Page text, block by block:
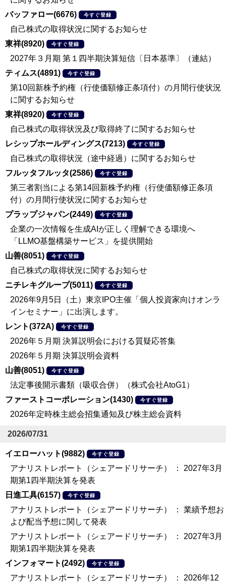
バッファロー(6676)
今すぐ登録
自己株式の取得状況に関するお知らせ
東祥(8920)
今すぐ登録
2027年３月期 第１四半期決算短信〔日本基準〕（連結）
ティムス(4891)
今すぐ登録
第10回新株予約権（行使価額修正条項付）の月間行使状況
に関するお知らせ
東祥(8920)
今すぐ登録
自己株式の取得状況及び取得終了に関するお知らせ
レシップホールディングス(7213)
今すぐ登録
自己株式の取得状況（途中経過）に関するお知らせ
フルッタフルッタ(2586)
今すぐ登録
第三者割当による第14回新株予約権（行使価額修正条項
付）の月間行使状況に関するお知らせ
プラップジャパン(2449)
今すぐ登録
企業の一次情報を生成AIが正しく理解できる環境へ
「LLMO基盤構築サービス」を提供開始
山善(8051)
今すぐ登録
自己株式の取得状況に関するお知らせ
ニチレキグループ(5011)
今すぐ登録
2026年9月5日（土）東京IPO主催「個人投資家向けオンラ
インセミナー」に出演します。
レント(372A)
今すぐ登録
2026年５月期 決算説明会における質疑応答集
2026年５月期 決算説明会資料
山善(8051)
今すぐ登録
法定事後開示書類（吸収合併）（株式会社AtoG1）
ファーストコーポレーション(1430)
今すぐ登録
2026年定時株主総会招集通知及び株主総会資料
2026/07/31
イエローハット(9882) 今すぐ登録
アナリストレポート（シェアードリサーチ） ： 2027年3月
期第1四半期決算を発表
日進工具(6157)
今すぐ登録
アナリストレポート（シェアードリサーチ） ： 業績予想お
よび配当予想に関して発表
アナリストレポート（シェアードリサーチ） ： 2027年3月
期第1四半期決算を発表
インフォマート(2492)
今すぐ登録
アナリストレポート（シェアードリサーチ） ： 2026年12